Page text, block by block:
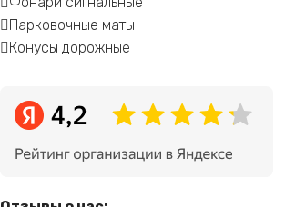
Парковочные маты
Конусы дорожные